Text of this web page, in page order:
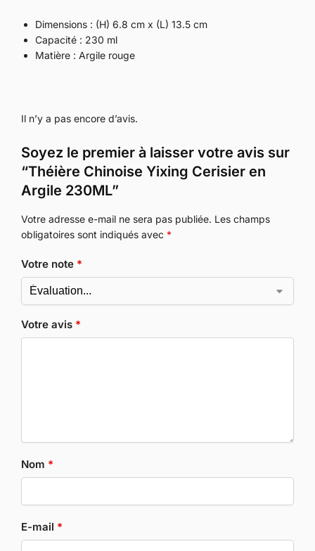
Dimensions : (H) 6.8 cm x (L) 13.5 cm
Capacité : 230 ml
Matière : Argile rouge
Il n’y a pas encore d’avis.
Soyez le premier à laisser votre avis sur
“Théière Chinoise Yixing Cerisier en
Argile 230ML”
Votre adresse e-mail ne sera pas publiée. Les champs
obligatoires sont indiqués avec *
Votre note *
Votre avis *
Nom *
E-mail *